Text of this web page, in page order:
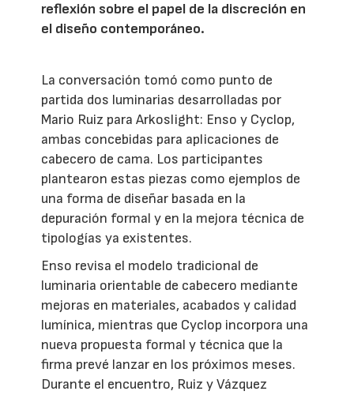
reflexión sobre el papel de la discreción en
el diseño contemporáneo.
La conversación tomó como punto de
partida dos luminarias desarrolladas por
Mario Ruiz para Arkoslight: Enso y Cyclop,
ambas concebidas para aplicaciones de
cabecero de cama. Los participantes
plantearon estas piezas como ejemplos de
una forma de diseñar basada en la
depuración formal y en la mejora técnica de
tipologías ya existentes.
Enso revisa el modelo tradicional de
luminaria orientable de cabecero mediante
mejoras en materiales, acabados y calidad
lumínica, mientras que Cyclop incorpora una
nueva propuesta formal y técnica que la
firma prevé lanzar en los próximos meses.
Durante el encuentro, Ruiz y Vázquez